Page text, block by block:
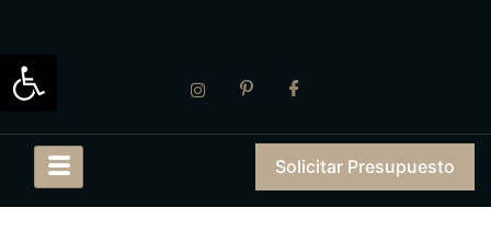
Abrir barra de herramientas
Solicitar Presupuesto